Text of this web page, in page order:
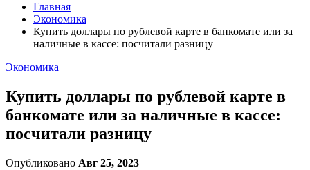
Главная
Экономика
Купить доллары по рублевой карте в банкомате или за
наличные в кассе: посчитали разницу
Экономика
Купить доллары по рублевой карте в
банкомате или за наличные в кассе:
посчитали разницу
Опубликовано Авг 25, 2023